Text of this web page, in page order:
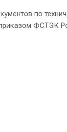
по
ФСТЭК